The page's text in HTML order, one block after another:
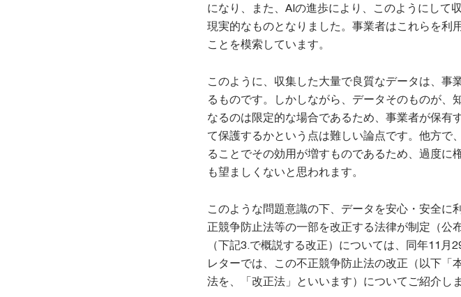
になり、また、AIの進歩により、このようにして
現実的なものとなりました。事業者はこれらを利
ことを模索しています。
このように、収集した大量で良質なデータは、事
るものです。しかしながら、データそのものが、
なるのは限定的な場合であるため、事業者が保有
て保護するかという点は難しい論点です。他方で
ることでその効用が増すものであるため、過度に
も望ましくないと思われます。
このような問題意識の下、データを安心・安全に
正競争防止法等の一部を改正する法律が制定（公
（下記3.で概説する改正）については、同年11月
レターでは、この不正競争防止法の改正（以下「
法を、「改正法」といいます）についてご紹介しま